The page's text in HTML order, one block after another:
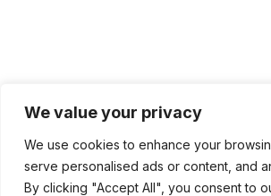
We value your privacy
We use cookies to enhance your
serve personalised ads or content, and
By clicking "Accept All", you consent to